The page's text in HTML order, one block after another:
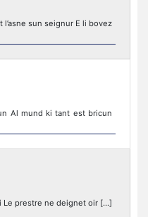
l’asne sun seignur E li bovez
Al mund ki tant est bricun
Le prestre ne deignet oir [...]